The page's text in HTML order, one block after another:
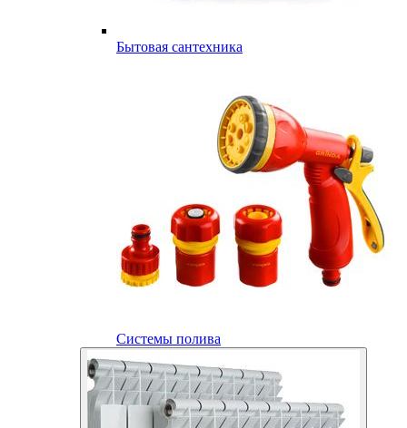
Бытовая сантехника
Системы полива